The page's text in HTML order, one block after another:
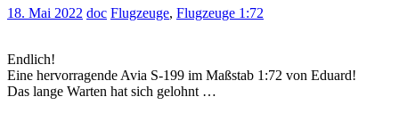
18. Mai 2022 doc Flugzeuge, Flugzeuge 1:72
Endlich!
Eine hervorragende Avia S-199 im Maßstab 1:72 von Eduard!
Das lange Warten hat sich gelohnt …